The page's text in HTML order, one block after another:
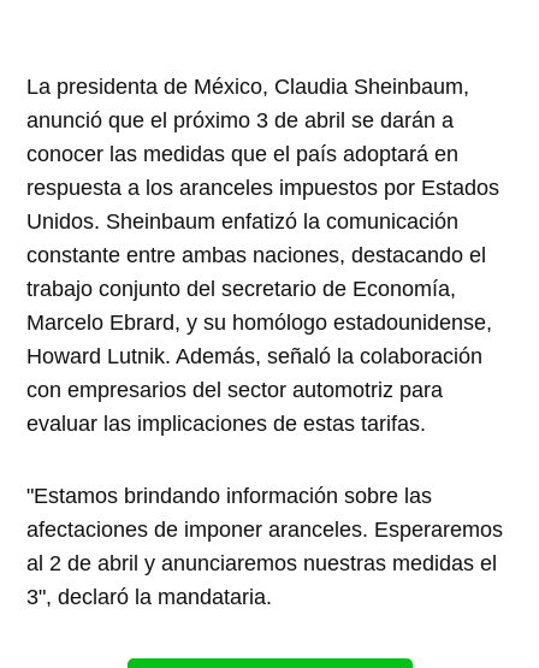
La presidenta de México, Claudia Sheinbaum,
anunció que el próximo 3 de abril se darán a
conocer las medidas que el país adoptará en
respuesta a los aranceles impuestos por Estados
Unidos. Sheinbaum enfatizó la comunicación
constante entre ambas naciones, destacando el
trabajo conjunto del secretario de Economía,
Marcelo Ebrard, y su homólogo estadounidense,
Howard Lutnik. Además, señaló la colaboración
con empresarios del sector automotriz para
evaluar las implicaciones de estas tarifas.​
"Estamos brindando información sobre las
afectaciones de imponer aranceles. Esperaremos
al 2 de abril y anunciaremos nuestras medidas el
3", declaró la mandataria.​